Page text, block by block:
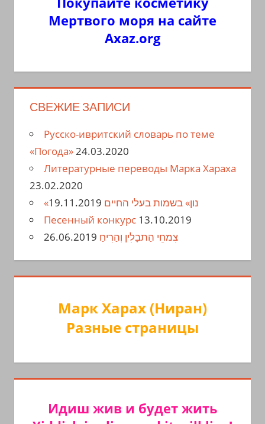
Мертвого моря на сайте
Axaz.org
СВЕЖИЕ ЗАПИСИ
Русско-ивритский словарь по теме
«Погода»24.03.2020
Литературные переводы Марка Хараха
23.02.2020
«נון» בשמות בעלי החיים 19.11.2019
Песенный конкурс 13.10.2019
צִמחֵי הַתבָלִין וְהַרִיחַ 26.06.2019
Марк Харах (Ниран)
Разные страницы
Идиш жив и будет жить